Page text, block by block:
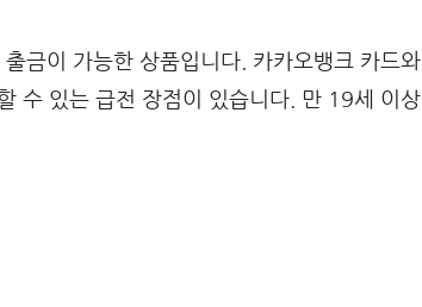
금이 가능한 상품입니다. 카카오뱅크 카드와
수 있는 급전 장점이 있습니다. 만 19세 이상